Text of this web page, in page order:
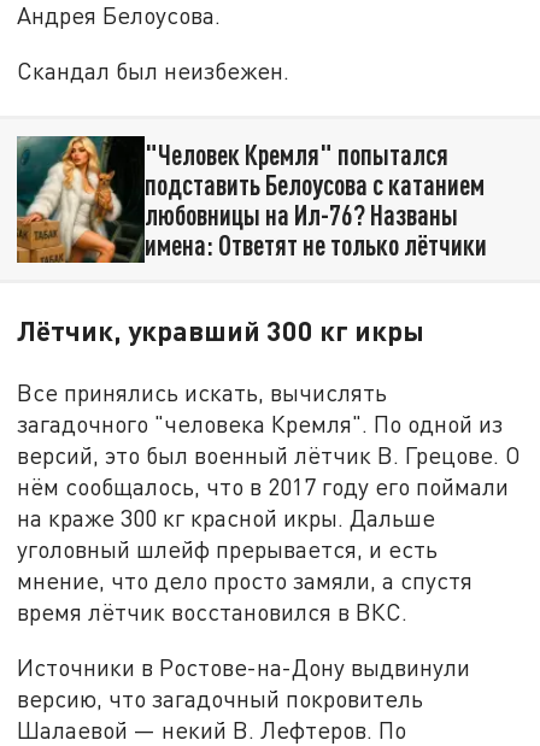
Андрея Белоусова.
Скандал был неизбежен.
"Человек Кремля" попытался
подставить Белоусова с катанием
любовницы на Ил-76? Названы
имена: Ответят не только лётчики
Лётчик, укравший 300 кг икры
Все принялись искать, вычислять
загадочного "человека Кремля". По одной из
версий, это был военный лётчик В. Грецове. О
нём сообщалось, что в 2017 году его поймали
на краже 300 кг красной икры. Дальше
уголовный шлейф прерывается, и есть
мнение, что дело просто замяли, а спустя
время лётчик восстановился в ВКС.
Источники в Ростове-на-Дону выдвинули
версию, что загадочный покровитель
Шалаевой — некий В. Лефтеров. По